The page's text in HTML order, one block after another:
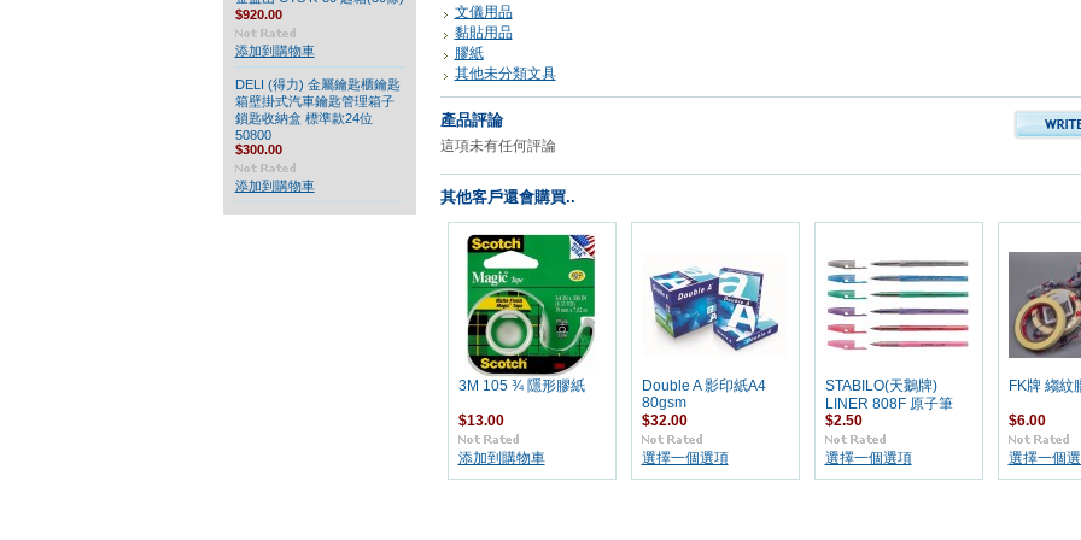
$920.00
添加到購物車
DELI (得力) 金屬鑰匙櫃鑰匙
箱壁掛式汽車鑰匙管理箱子
鎖匙收納盒 標準款24位
50800
$300.00
添加到購物車
文儀用品
黏貼用品
膠紙
其他未分類文具
產品評論
這項未有任何評論
其他客戶還會購買..
3M 105 ¾ 隱形膠紙
$13.00
添加到購物車
Double A 影印紙A4
80gsm
$32.00
選擇一個選項
STABILO(天鵝牌)
LINER 808F 原子筆
$2.50
選擇一個選項
FK牌 縐紋
$6.00
選擇一個